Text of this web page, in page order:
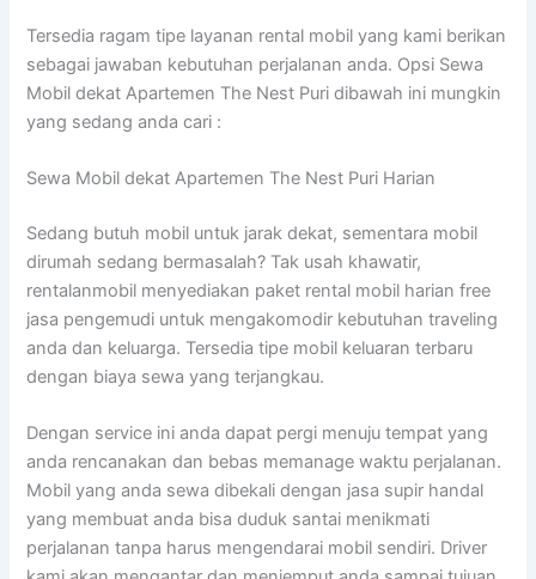
Tersedia ragam tipe layanan rental mobil yang kami berikan
sebagai jawaban kebutuhan perjalanan anda. Opsi Sewa
Mobil dekat Apartemen The Nest Puri dibawah ini mungkin
yang sedang anda cari :
Sewa Mobil dekat Apartemen The Nest Puri Harian
Sedang butuh mobil untuk jarak dekat, sementara mobil
dirumah sedang bermasalah? Tak usah khawatir,
rentalanmobil menyediakan paket rental mobil harian free
jasa pengemudi untuk mengakomodir kebutuhan traveling
anda dan keluarga. Tersedia tipe mobil keluaran terbaru
dengan biaya sewa yang terjangkau.
Dengan service ini anda dapat pergi menuju tempat yang
anda rencanakan dan bebas memanage waktu perjalanan.
Mobil yang anda sewa dibekali dengan jasa supir handal
yang membuat anda bisa duduk santai menikmati
perjalanan tanpa harus mengendarai mobil sendiri. Driver